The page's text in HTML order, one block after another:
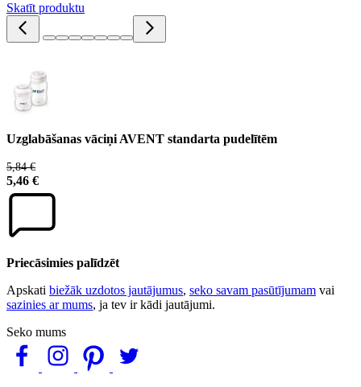
Skatīt produktu
Uzglabāšanas vāciņi AVENT standarta pudelītēm
5,84 €
5,46 €
Priecāsimies palīdzēt
Apskati biežāk uzdotos jautājumus, seko savam pasūtījumam vai
sazinies ar mums, ja tev ir kādi jautājumi.
Seko mums